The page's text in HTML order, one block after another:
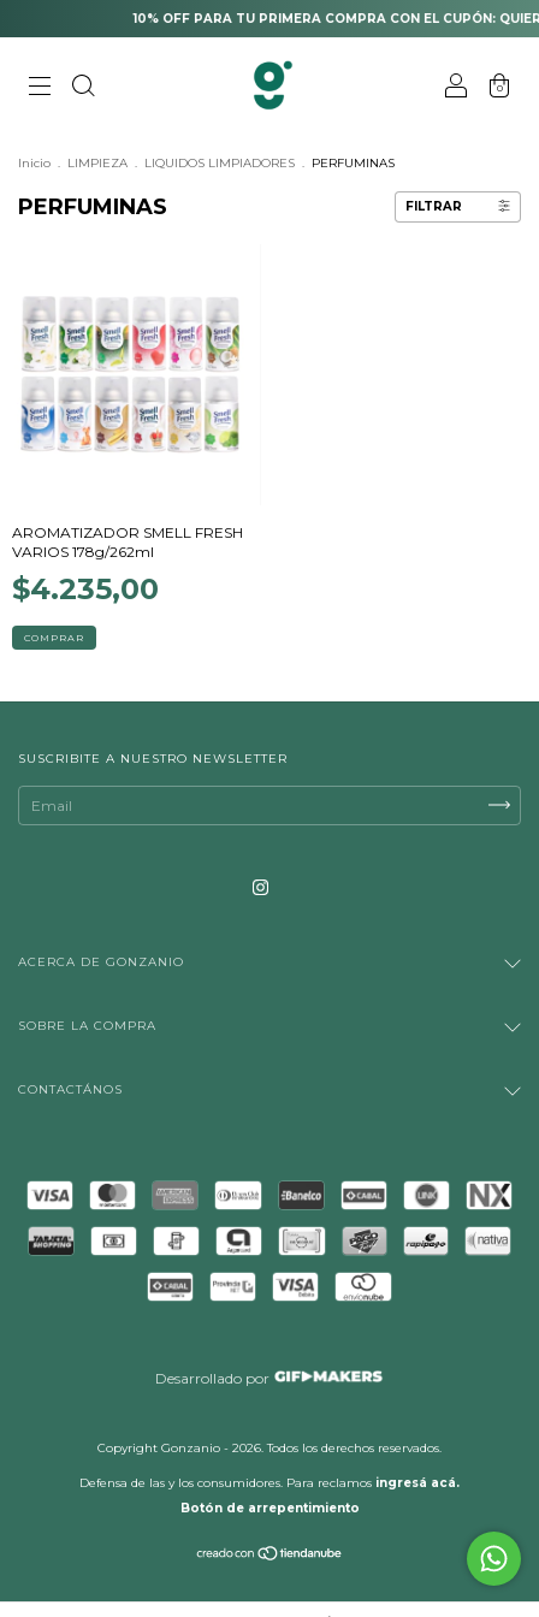
10% OFF PARA TU PRIMERA COMPRA CON EL CUPÓN:
0
Inicio . LIMPIEZA . LIQUIDOS LIMPIADORES . PERFUMINAS
PERFUMINAS FILTRAR
AROMATIZADOR SMELL FRESH
VARIOS 178g/262ml
$4.235,00
SUSCRIBITE A NUESTRO NEWSLETTER
ACERCA DE GONZANIO
SOBRE LA COMPRA
CONTACTÁNOS
Desarrollado por
Copyright Gonzanio - 2026. Todos los derechos reservados.
Defensa de las y los consumidores. Para reclamos ingresá acá.
Botón de arrepentimiento